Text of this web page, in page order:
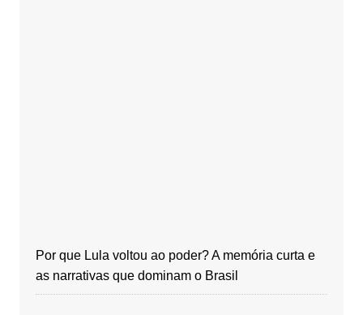
Por que Lula voltou ao poder? A memória curta e
as narrativas que dominam o Brasil